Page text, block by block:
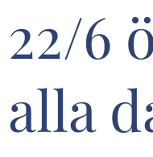
22/6
alla